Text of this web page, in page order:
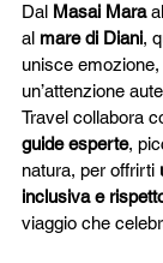
Dal Masai Mara
al mare di Diani,
unisce
un’attenzione
Travel collabora
guide esperte,
natura, per offrirti
inclusiva e
viaggio che